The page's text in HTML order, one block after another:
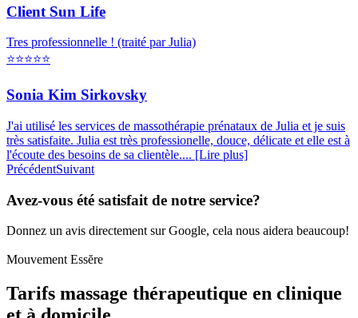
Client Sun Life
Tres professionnelle ! (traité par Julia)
⭐⭐⭐⭐⭐
Sonia Kim Sirkovsky
J'ai utilisé les services de massothérapie prénataux de Julia et je suis
très satisfaite. Julia est très professionelle, douce, délicate et elle est à
l'écoute des besoins de sa clientèle.... [Lire plus]
PrécédentSuivant
Avez-vous été satisfait de notre service?
Donnez un avis directement sur Google, cela nous aidera beaucoup!
Mouvement Essĕre
Tarifs massage thérapeutique en clinique